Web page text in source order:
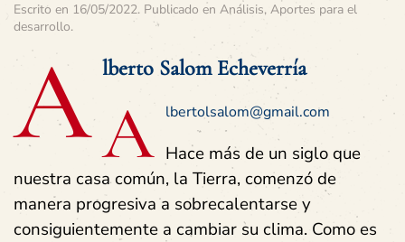
Escrito en 16/05/2022. Publicado en Análisis, Aportes para el
desarrollo.
A lberto Salom Echeverría
a lbertolsalom@gmail.com
Hace más de un siglo que
nuestra casa común, la Tierra, comenzó de
manera progresiva a sobrecalentarse y
consiguientemente a cambiar su clima. Como es